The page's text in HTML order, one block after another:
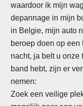
waardoor ik mijn
depannage in mijn
in Belgie, mijn auto
beroep doen op een
nacht, ja belt u onze
band hebt, zijn er
nemen:
Zoek een veilige